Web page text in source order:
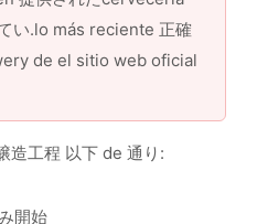
い.lo más reciente 正確
de el sitio web oficial
工程 以下 de 通り:
開始